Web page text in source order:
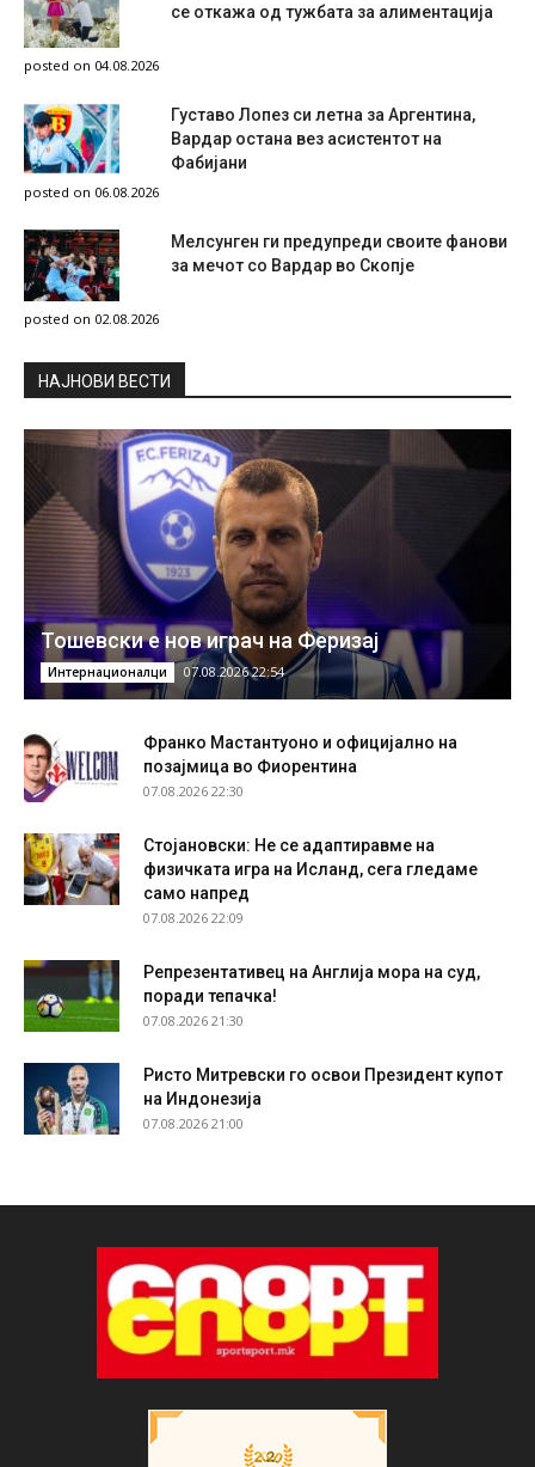
се откажа од тужбата за алиментација
posted on 04.08.2026
Густаво Лопез си летна за Аргентина,
Вардар остана вез асистентот на
Фабијани
posted on 06.08.2026
Мелсунген ги предупреди своите фанови
за мечот со Вардар во Скопје
posted on 02.08.2026
НAЈНОВИ ВЕСТИ
Тошевски е нов играч на Феризај
Интернационалци 07.08.2026 22:54
Франко Мастантуоно и официјално на
позајмица во Фиорентина
07.08.2026 22:30
Стојановски: Не се адаптиравме на
физичката игра на Исланд, сега гледаме
само напред
07.08.2026 22:09
Репрезентативец на Англија мора на суд,
поради тепачка!
07.08.2026 21:30
Ристо Митревски го освои Президент купот
на Индонезија
07.08.2026 21:00